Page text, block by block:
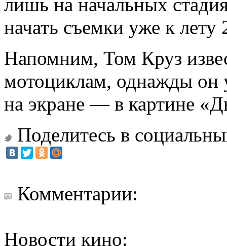
начать съемки уже к лету
Напомним, Том Круз
мотоциклам, однажды он
на экране — в картине
Поделитесь в
Комментарии:
Новости кино: